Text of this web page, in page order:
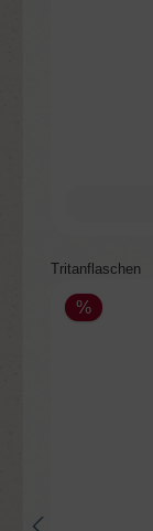
Produktgalerie
Tritanflaschen
%